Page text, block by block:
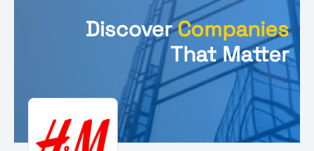
DiscoverCompanies
That Matter